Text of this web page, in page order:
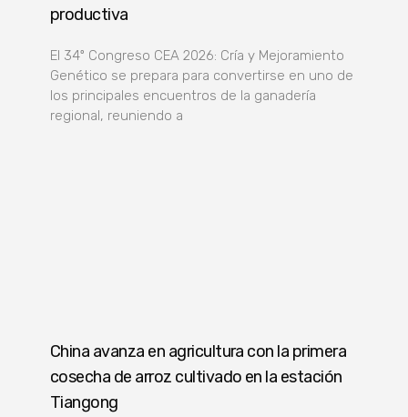
productiva
El 34º Congreso CEA 2026: Cría y Mejoramiento
Genético se prepara para convertirse en uno de
los principales encuentros de la ganadería
regional, reuniendo a
China avanza en agricultura con la primera
cosecha de arroz cultivado en la estación
Tiangong